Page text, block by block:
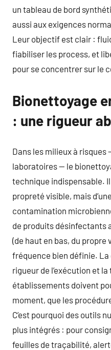
un tableau de bord
aussi aux exigences
Leur objectif est clair :
fiabiliser les process, et
pour se concentrer sur le
Bionettoyage
: une rigueur
Dans les milieux à risques
laboratoires — le
technique indispensable.
propreté visible, mais
contamination
de produits désinfectants
(de haut en bas, du propre
fréquence bien définie.
rigueur de l’exécution et
établissements doivent
moment, que les
C’est pourquoi des outils
plus intégrés : pour
feuilles de traçabilité,